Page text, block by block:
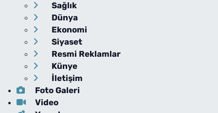
Sağlık
Dünya
Ekonomi
Siyaset
Resmi Reklamlar
Künye
İletişim
Foto Galeri
Video